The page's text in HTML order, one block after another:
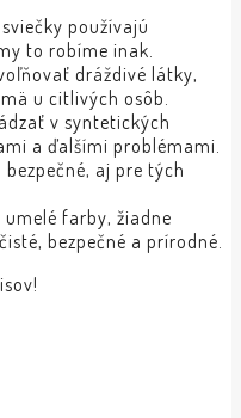
používajú
to robíme inak.
dráždivé látky,
u citlivých osôb.
v syntetických
a ďalšími problémami.
aj pre tých
farby, žiadne
bezpečné a prírodné.